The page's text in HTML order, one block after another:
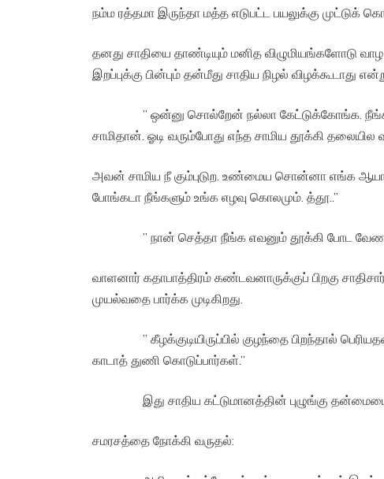
நம்ம ரத்தமா இருந்தா மத்த எடுபட்ட பயலுக்கு முட்டுக்
தனது சாதியை தாண்டியும் மனித விழுமியங்களோடு
இறப்புக்கு பின்பும் தன்மீது சாதிய நிழல் விழக்கூடாது என்று
” ஒன்னு சொல்றேன் நல்லா கேட்டுக்கோங்க. நீங்க
சாமிதான். ஓடி வரும்போது எந்த சாமிய தூக்கி தலையில
அவன் சாமிய நீ கும்புடுற. உண்மைய சொன்னா எங்க ஆயா
போங்கடா நீங்களும் உங்க எழவு கொலமும். த்தூ..”
” நான் செத்தா நீங்க எவனும் தூக்கி போட வேணாம்.
வாளனார் கதாபாத்திரம் கண்டவனாருக்குப் பிறகு
முயல்வதை பார்க்க முடிகிறது.
” கீழக்குடியிருப்பில் குழந்தை பிறந்தால்
காடாத் துணி கொடுப்பார்கள்.”
இது சாதிய கட்டுமானத்தின் புழுங்கு தன்மையை
சமரசத்தை நோக்கி வருதல்: